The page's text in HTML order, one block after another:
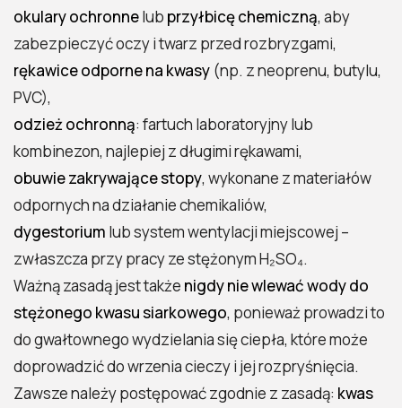
okulary ochronnelub przyłbicę chemiczną, aby
zabezpieczyć oczy i twarz przed rozbryzgami,
rękawice odporne na kwasy (np. z neoprenu, butylu,
PVC),
odzież ochronną: fartuch laboratoryjny lub
kombinezon, najlepiej z długimi rękawami,
obuwie zakrywające stopy, wykonane z materiałów
odpornych na działanie chemikaliów,
dygestorium lub system wentylacji miejscowej –
zwłaszcza przy pracy ze stężonym H₂SO₄.
Ważną zasadą jest także nigdy nie wlewać wody do
stężonego kwasu siarkowego, ponieważ prowadzi to
do gwałtownego wydzielania się ciepła, które może
doprowadzić do wrzenia cieczy i jej rozpryśnięcia.
Zawsze należy postępować zgodnie z zasadą: kwas